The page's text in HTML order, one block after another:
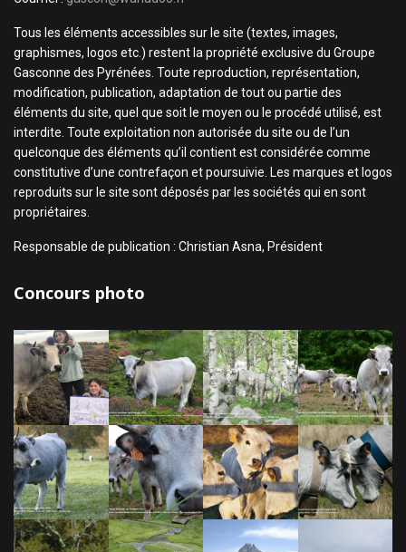
Tous les éléments accessibles sur le site (textes, images,
graphismes, logos etc.) restent la propriété exclusive du Groupe
Gasconne des Pyrénées. Toute reproduction, représentation,
modification, publication, adaptation de tout ou partie des
éléments du site, quel que soit le moyen ou le procédé utilisé, est
interdite. Toute exploitation non autorisée du site ou de l’un
quelconque des éléments qu’il contient est considérée comme
constitutive d’une contrefaçon et poursuivie. Les marques et logos
reproduits sur le site sont déposés par les sociétés qui en sont
propriétaires.
Responsable de publication : Christian Asna, Président
Concours photo